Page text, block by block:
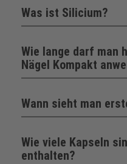
Was ist Silicium?
Wie lange darf man
Nägel Kompakt
Wann sieht man
Wie viele Kapseln
enthalten?